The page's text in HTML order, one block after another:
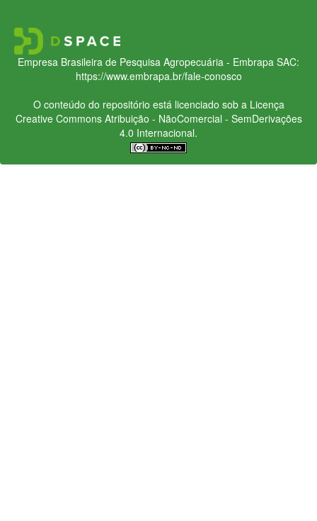
Empresa Brasileira de Pesquisa Agropecuária - Embrapa SAC:
https://www.embrapa.br/fale-conosco
O conteúdo do repositório está licenciado sob a Licença
Creative CommonsAtribuição - NãoComercial - SemDerivações
4.0 Internacional.